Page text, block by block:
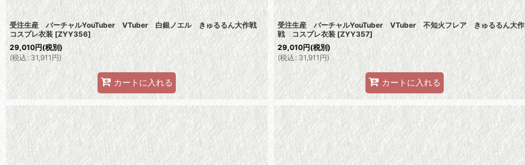
受注生産 バーチャルYouTuber VTuber 白銀ノエル きゅるるん大作戦
コスプレ衣装 [ZYY356]
29,010円(税別)
(税込 : 31,911円)
カートに入れる
受注生産 バーチャルYouTuber VTuber 不知火フレア きゅるるん大作
戦 コスプレ衣装 [ZYY357]
29,010円(税別)
(税込: 31,911円)
カートに入れる